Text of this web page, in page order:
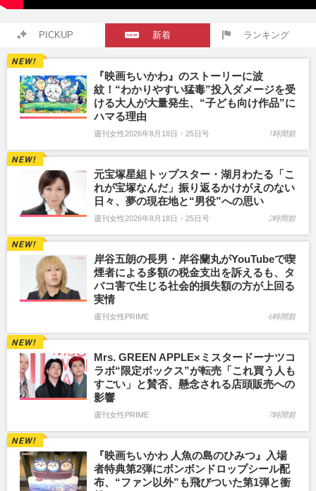
PICKUP 新着 ランキング
『映画ちいかわ』のストーリーに波
紋！“わかりやすい猛毒”投入ダメージを受
ける大人が大量発生、“子ども向け作品”に
ハマる理由
週刊女性2026年8月18日・25日号 1時間前
元宝塚星組トップスター・湖月わたる「こ
れが宝塚なんだ」振り返るかけがえのない
日々、夢の現在地と“男役”への思い
週刊女性2026年8月18日・25日号 2時間前
岸谷五朗の長男・岸谷蘭丸がYouTubeで喫
煙者による多額の税金支出を訴えるも、タ
バコ害で生じる社会的損失額の方が上回る
実情
週刊女性PRIME 6時間前
Mrs. GREEN APPLE×ミスタードーナツコ
ラボ“限定ボックス”が転売「これ買う人も
すごい」と賛否、懸念される店頭販売への
影響
週刊女性PRIME 7時間前
『映画ちいかわ 人魚の島のひみつ』入場
者特典第2弾にボンボンドロップシール配
布、“ファン以外”も飛びついた第1弾と衝